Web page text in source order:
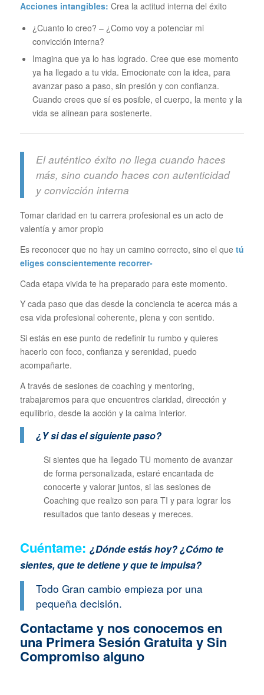
Acciones intangibles: Crea la actitud interna del éxito
¿Cuanto lo creo? – ¿Como voy a potenciar mi
convicción interna?
Imagina que ya lo has logrado. Cree que ese momento
ya ha llegado a tu vida. Emocionate con la idea, para
avanzar paso a paso, sin presión y con confianza.
Cuando crees que sí es posible, el cuerpo, la mente y la
vida se alinean para sostenerte.
El auténtico éxito no llega cuando haces
más, sino cuando haces con autenticidad
y convicción interna
Tomar claridad en tu carrera profesional es un acto de
valentía y amor propio
Es reconocer que no hay un camino correcto, sino el que tú
eliges conscientemente recorrer-
Cada etapa vivida te ha preparado para este momento.
Y cada paso que das desde la conciencia te acerca más a
esa vida profesional coherente, plena y con sentido.
Si estás en ese punto de redefinir tu rumbo y quieres
hacerlo con foco, confianza y serenidad, puedo
acompañarte.
A través de sesiones de coaching y mentoring,
trabajaremos para que encuentres claridad, dirección y
equilibrio, desde la acción y la calma interior.
¿Y si das el siguiente paso?
Si sientes que ha llegado TU momento de avanzar
de forma personalizada, estaré encantada de
conocerte y valorar juntos, si las sesiones de
Coaching que realizo son para TI y para lograr los
resultados que tanto deseas y mereces.
Cuéntame: ¿Dónde estás hoy? ¿Cómo te
sientes, que te detiene y que te impulsa?
Todo Gran cambio empieza por una
pequeña decisión.
Contactame y nos conocemos en
una Primera Sesión Gratuita y Sin
Compromiso alguno